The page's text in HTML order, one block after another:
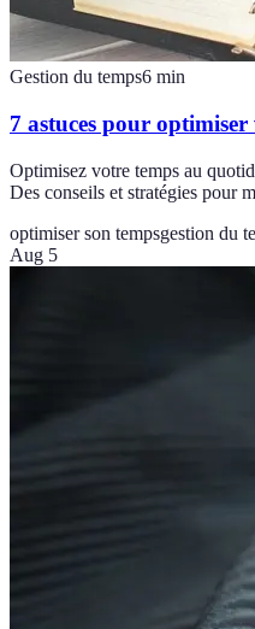
Gestion du temps6 min
7 astuces pour
Optimisez votre temps au
Des conseils et stratégies pour
optimiser son tempsgestion du
Aug 5